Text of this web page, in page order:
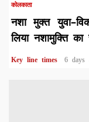
कोलकाता
नशा मुक्त
लिया नशामुक्ति
Key line times 6 days